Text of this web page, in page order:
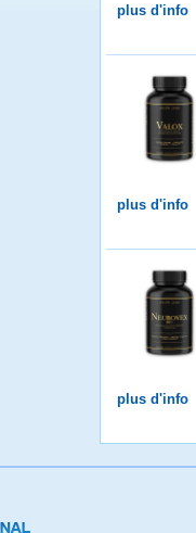
plus d'info
plus d'info
plus d'info